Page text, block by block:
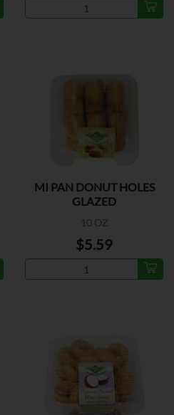
MI PAN DONUT HOLES
GLAZED
10 OZ
$5.59